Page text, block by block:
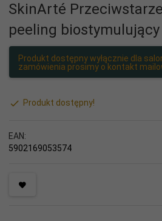
SkinArté
peeling biostymulujący
Produkt dostępny wyłącznie dla
zamówienia prosimy o kontakt
Produkt dostępny!
EAN:
5902169053574